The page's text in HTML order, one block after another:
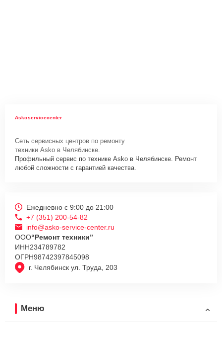
Askoservicecenter
Сеть сервисных центров по ремонту
техники Asko в Челябинске.
Профильный сервис по технике Asko в Челябинске. Ремонт
любой сложности с гарантией качества.
г. Челябинск ул. Труда, 203
Ежедневно с 9:00 до 21:00
+7 (351) 200-54-82
info@asko-service-center.ru
ООО“Ремонт техники”
ИНН234789782
ОГРН98742397845098
Меню